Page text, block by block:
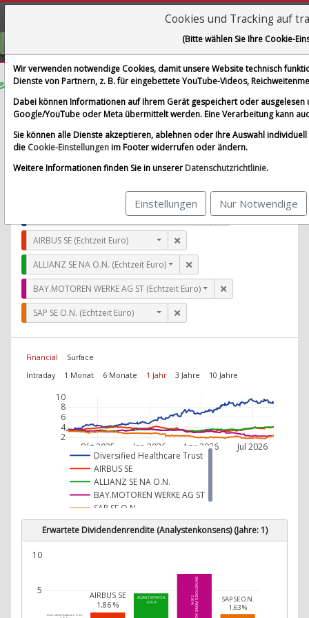
Diversified Healthcare Trust
im Vergleich mit AIRBUS SE, ALLIANZ SE NA O.N.,
Alle Aktien entfernen
Standard-Vergleich
Diversified Healthcare Trust (Echtzeit USD)
AIRBUS SE (Echtzeit Euro)
ALLIANZ SE NA O.N. (Echtzeit Euro)
BAY.MOTOREN WERKE AG ST (Echtzeit Euro)
SAP SE O.N. (Echtzeit Euro)
Financial
Surface
Intraday
1 Monat 6 Monate 1 Jahr 3 Jahre 10 Jahre
Okt 2025 Jan 2026 Apr 2026 Jul 2026
2
4
6
8
10
Diversified Healthcare Trust
AIRBUS SE
ALLIANZ SE NA O.N.
BAY.MOTOREN WERKE AG ST
SAP SE O.N.
Erwartete Dividendenrendite (Analystenkonsens) (Jahre: 1)
Diversified Healthcare Trust
AIRBUS SE
1,86 %
ALLIANZ SE NA O.N.
4,59 % BAY.MOTOREN WERKE AG ST
7,36 % SAP SE O.N.
1,63 %
5
10
Cookies und Tracking auf
(Bitte wählen Sie Ihre Cookie-
Wir verwenden notwendige Cookies, damit unsere Website technisch
Dienste von Partnern, z. B. für eingebettete YouTube-Videos,
Dabei können Informationen auf Ihrem Gerät gespeichert oder
Google/YouTube oder Meta übermittelt werden. Eine Verarbeitung kann
Sie können alle Dienste akzeptieren, ablehnen oder Ihre Auswahl
die Cookie-Einstellungenim Footer widerrufen oder ändern.
Weitere Informationen finden Sie in unserer Datenschutzrichtlinie.
Einstellungen Nur Notwendige